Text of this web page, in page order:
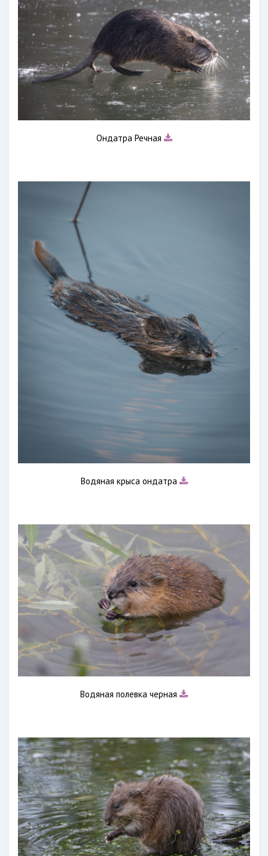
Ондатра Речная
Водяная крыса ондатра
Водяная полевка черная